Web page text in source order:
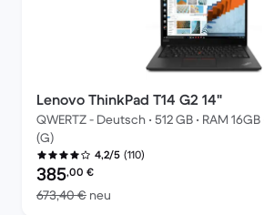
Lenovo ThinkPad T14 G2 14"
QWERTZ - Deutsch • 512 GB • RAM 16GB
(G)
4,2/5 (110)
Preis des erneuerten Produkts:
385,00 €
673,40 € neu